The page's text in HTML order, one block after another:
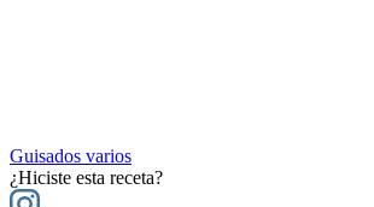
Guisados varios
¿Hiciste esta receta?